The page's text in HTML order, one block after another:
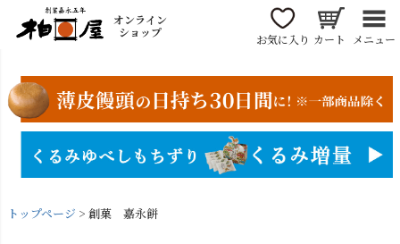
オンライン
ショップ
お気に入り カート メニュー
トップページ 創菓 嘉永餅